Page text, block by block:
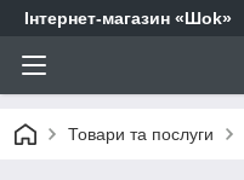
Інтернет-магазин «Шоk»
Товари та послуги